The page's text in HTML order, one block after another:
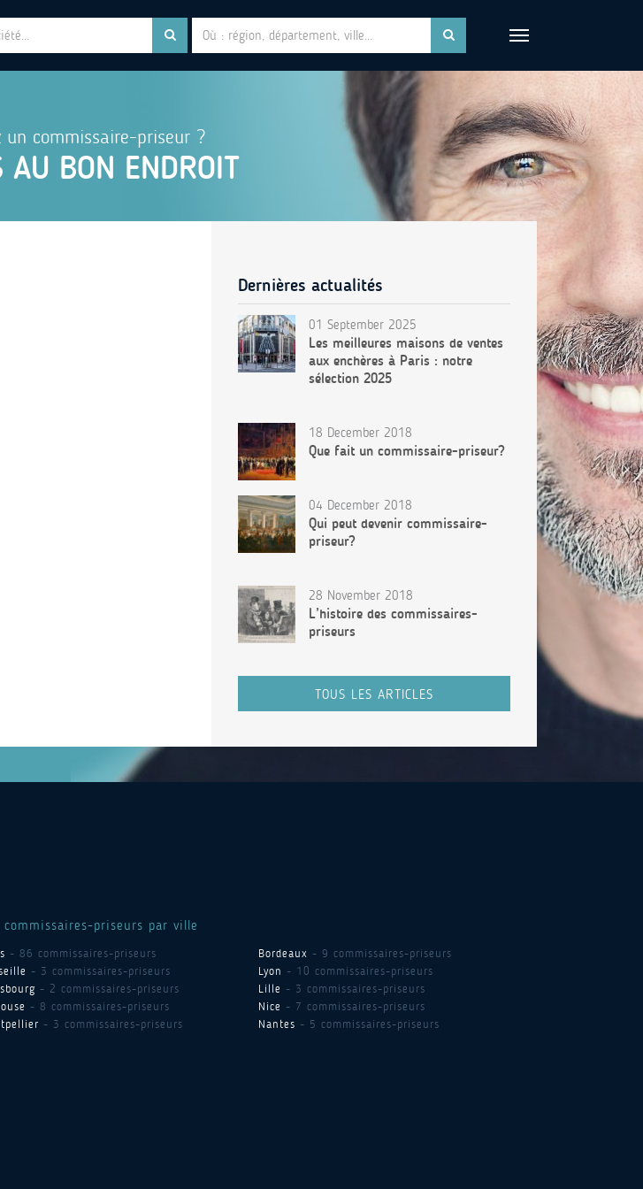
un commissaire-priseur ?
AU BON ENDROIT
Dernières actualités
01 September 2025
Les meilleures maisons de ventes
aux enchères à Paris : notre
sélection 2025
18 December 2018
Que fait un commissaire-priseur?
04 December 2018
Qui peut devenir commissaire-
priseur?
28 November 2018
L’histoire des commissaires-
priseurs
TOUS LES ARTICLES
commissaires-priseurs par ville
- 86 commissaires-priseurs Bordeaux - 9 commissaires-priseurs
- 3 commissaires-priseurs Lyon - 10 commissaires-priseurs
- 2 commissaires-priseurs Lille - 3 commissaires-priseurs
- 8 commissaires-priseurs Nice - 7 commissaires-priseurs
- 3 commissaires-priseurs Nantes - 5 commissaires-priseurs